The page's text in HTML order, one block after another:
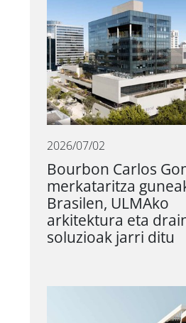
2026/07/02
Bourbon Carlos
merkataritza
Brasilen, ULMAko
arkitektura eta
soluzioak jarri ditu